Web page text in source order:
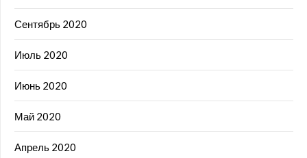
Сентябрь 2020
Июль 2020
Июнь 2020
Май 2020
Апрель 2020